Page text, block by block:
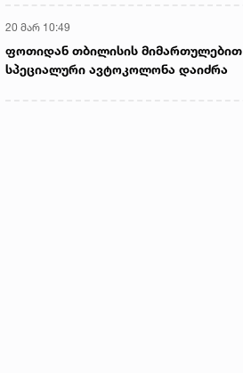
20 მარ 10:49
ფოთიდან თბილისის მიმართულებით
სპეციალური ავტოკოლონა დაიძრა